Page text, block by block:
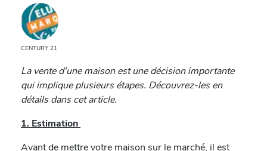
CENTURY 21
La vente d'une maison est une décision importante
qui implique plusieurs étapes. Découvrez-les en
détails dans cet article.
1. Estimation
Avant de mettre votre maison sur le marché, il est